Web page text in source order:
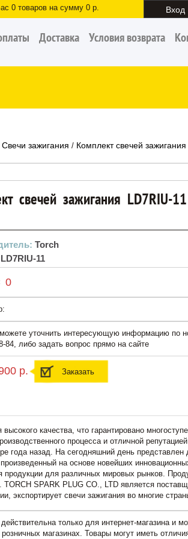
0 товаров на сумму 0 р. Вход
Доставка Условия возврата
Свечи зажигания / Комплект свечей
свечей зажигания LD7RIU-
Torch
LD7RIU-11
0
уточнить интересующую информацию по
84, либо задать вопрос прямо на сайте
р. Заказать
качества, что гарантировано
процесса и отличной
года назад. На сегодняшний день представлен
на основе новейших
продукции для различных мировых рынков.
TORCH SPARK PLUG CO., LTD является
экспортирует свечи зажигания во многие
только для интернет-магазина и
розничных магазинах. Товары могут иметь